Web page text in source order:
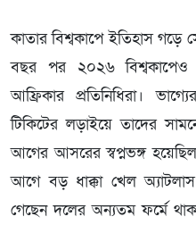
কাতার বিশ্বকাপে ইতিহাস গড়ে
বছর পর ২০২৬ বিশ্বকাপেও
আফ্রিকার প্রতিনিধিরা।
টিকিটের লড়াইয়ে তাদের
আগের আসরের স্বপ্নভঙ্গ
আগে বড় ধাক্কা খেল
গেছেন দলের অন্যতম ফর্মে